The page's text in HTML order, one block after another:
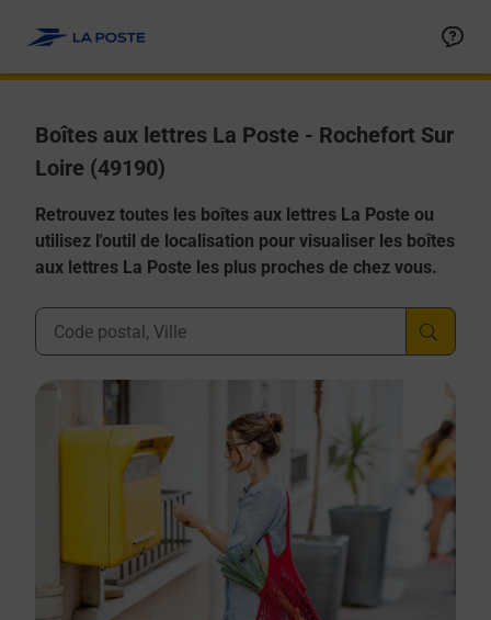
Boîtes aux lettres La Poste - Rochefort Sur
Loire (49190)
Retrouvez toutes les boîtes aux lettres La Poste ou
utilisez l'outil de localisation pour visualiser les boîtes
aux lettres La Poste les plus proches de chez vous.
Ville, Département, Code Postal